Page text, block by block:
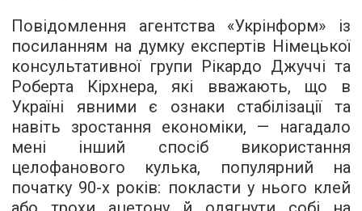
Повідомлення агентства «Укрінформ» із
посиланням на думку експертів Німецької
консультативної групи Рікардо Джуччі та
Роберта Кірхнера, які вважають, що в
Україні явними є ознаки стабілізації та
навіть зростання економіки, — нагадало
мені інший спосіб використання
целофанового кулька, популярний на
початку 90-х років: покласти у нього клей